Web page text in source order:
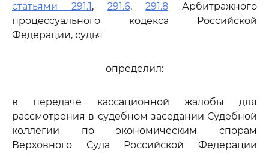
статьями 291.1, 291.6,291.8 Арбитражного
процессуального кодекса Российской
Федерации, судья
определил:
в передаче кассационной жалобы для
рассмотрения в судебном заседании Судебной
коллегии по экономическим спорам
Верховного Суда Российской Федерации